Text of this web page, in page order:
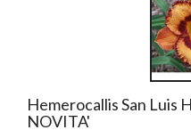
Hemerocallis San Luis
NOVITA'